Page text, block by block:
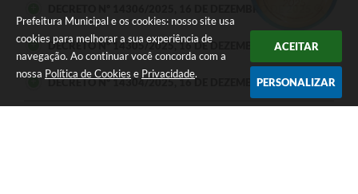
Prefeitura Municipal e os cookies: nosso site usa
cookies para melhorar a sua experiência de
navegação. Ao continuar você concorda com a
nossa Política de Cookies e Privacidade.
ACEITAR
PERSONALIZAR
DECRETO Nº 14305/2025, 16 DE DEZEMBRO DE 2025
DECRETO Nº 14304/2025, 16 DE DEZEMBRO DE 2025